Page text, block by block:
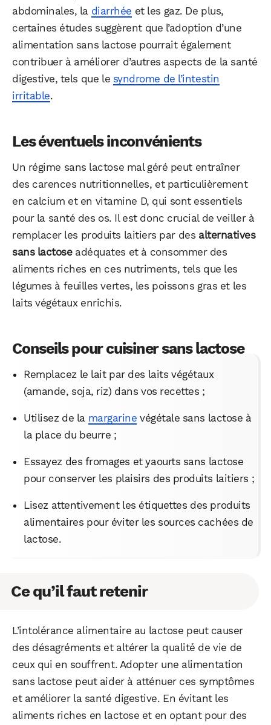
abdominales, la diarrhée et les gaz. De plus,
certaines études suggèrent que l’adoption d’une
alimentation sans lactose pourrait également
contribuer à améliorer d’autres aspects de la santé
digestive, tels que le syndrome de l’intestin
irritable.
Les éventuels inconvénients
Un régime sans lactose mal géré peut entraîner
des carences nutritionnelles, et particulièrement
en calcium et en vitamine D, qui sont essentiels
pour la santé des os. Il est donc crucial de veiller à
remplacer les produits laitiers par des alternatives
sans lactoseadéquates et à consommer des
aliments riches en ces nutriments, tels que les
légumes à feuilles vertes, les poissons gras et les
laits végétaux enrichis.
Conseils pour cuisiner sans lactose
Remplacez le lait par des laits végétaux
(amande, soja, riz) dans vos recettes ;
Utilisez de la margarine végétale sans lactose à
la place du beurre ;
Essayez des fromages et yaourts sans lactose
pour conserver les plaisirs des produits laitiers ;
Lisez attentivement les étiquettes des produits
alimentaires pour éviter les sources cachées de
lactose.
Ce qu’il faut retenir
L’intolérance alimentaire au lactose peut causer
des désagréments et altérer la qualité de vie de
ceux qui en souffrent. Adopter une alimentation
sans lactose peut aider à atténuer ces symptômes
et améliorer la santé digestive. En évitant les
aliments riches en lactose et en optant pour des